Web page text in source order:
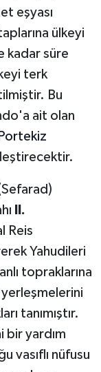
eşyası
ülkeyi
kadar süre
terk
Bu
ait olan
Portekiz
II.
Reis
Yahudileri
topraklarına
tanımıştır.
bir yardım
vasıflı nüfusu